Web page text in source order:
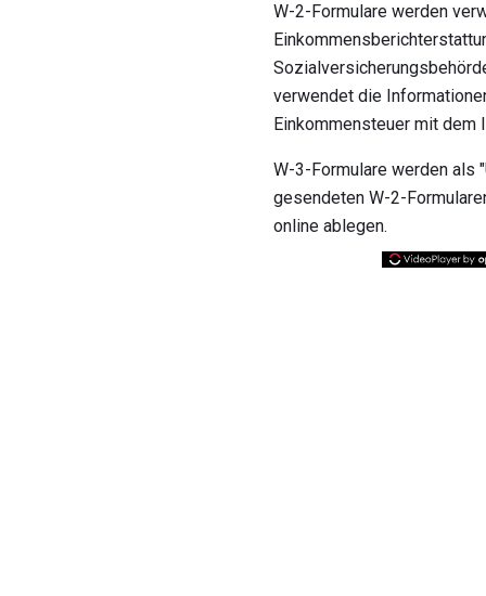
W-2-Formulare werden
verwendet die
Einkommensteuer mit dem
W-3-Formulare werden als
gesendeten W-2-
online ablegen.